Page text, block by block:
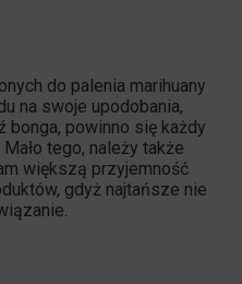
do palenia marihuany
na swoje upodobania,
powinno się każdy
tego, należy także
większą przyjemność
gdyż najtańsze nie